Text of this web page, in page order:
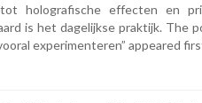
holografische effecten en
is het dagelijkse praktijk. The
experimenteren” appeared